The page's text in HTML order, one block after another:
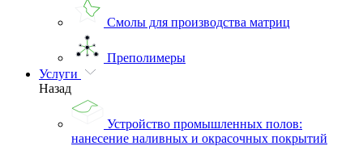
Смолы для производства матриц
Преполимеры
Услуги
Назад
Устройство промышленных полов:
нанесение наливных и окрасочных покрытий